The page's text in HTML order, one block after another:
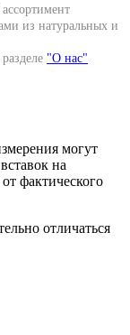
из натуральных и
"О нас"
могут
на
фактического
отличаться